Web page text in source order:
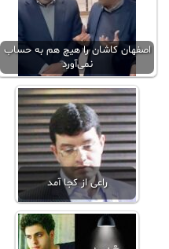
اصفهان‌ کاشان را هیچ هم به حساب
نمی‌آورد
راعی از کجا آمد